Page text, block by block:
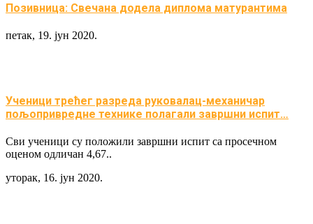
Позивница: Свечана додела диплома матурантима
петак, 19. јун 2020.
Ученици трећег разреда руковалац-механичар
пољопривредне технике полагали завршни испит…
Сви ученици су положили завршни испит са просечном
оценом одличан 4,67..
уторак, 16. јун 2020.